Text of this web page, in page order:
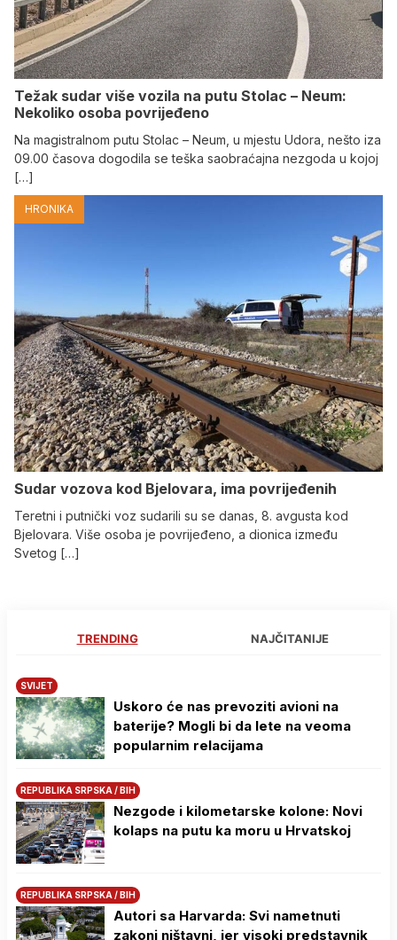
Težak sudar više vozila na putu Stolac – Neum:
Nekoliko osoba povrijeđeno
Na magistralnom putu Stolac – Neum, u mjestu Udora, nešto iza
09.00 časova dogodila se teška saobraćajna nezgoda u kojoj
[…]
HRONIKA
Sudar vozova kod Bjelovara, ima povrijeđenih
Teretni i putnički voz sudarili su se danas, 8. avgusta kod
Bjelovara. Više osoba je povrijeđeno, a dionica između
Svetog […]
TRENDING NAJČITANIJE
SVIJET
Uskoro će nas prevoziti avioni na
baterije? Mogli bi da lete na veoma
popularnim relacijama
REPUBLIKA SRPSKA / BIH
Nezgode i kilometarske kolone: Novi
kolaps na putu ka moru u Hrvatskoj
REPUBLIKA SRPSKA / BIH
Autori sa Harvarda: Svi nametnuti
zakoni ništavni, jer visoki predstavnik